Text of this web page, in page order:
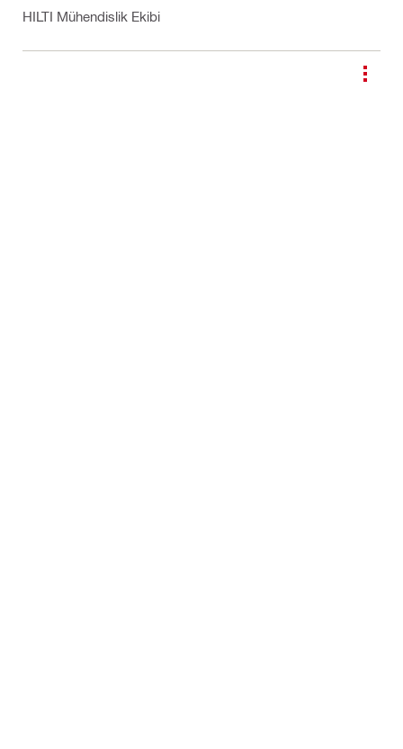
HILTI Mühendislik Ekibi